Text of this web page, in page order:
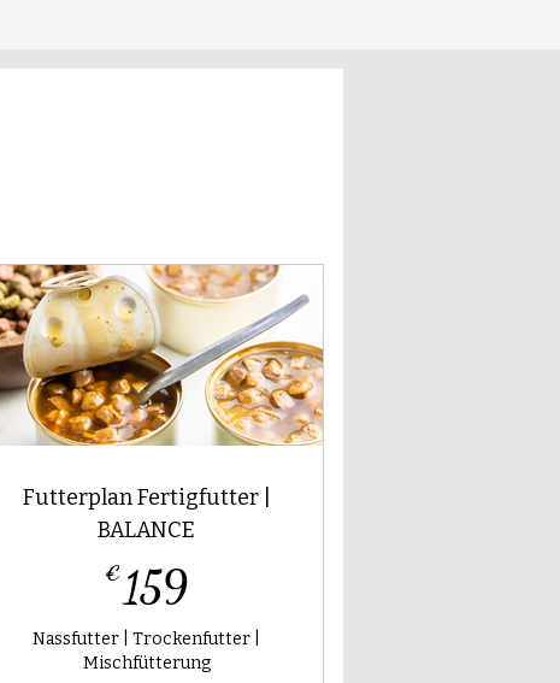
Futterplan Fertigfutter |
BALANCE
€ 159
Nassfutter | Trockenfutter |
Mischfütterung